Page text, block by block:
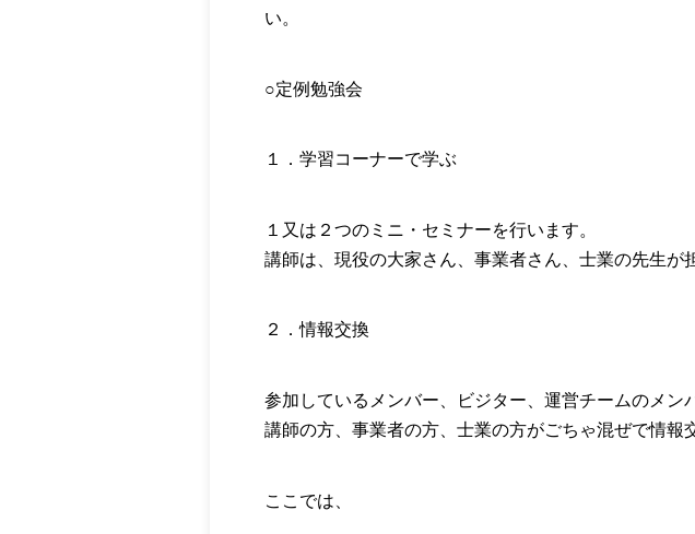
い。
○定例勉強会
１．学習コーナーで学ぶ
１又は２つのミニ・セミナーを行います。
講師は、現役の大家さん、事業者さん、士業の先生が
２．情報交換
参加しているメンバー、ビジター、運営チームのメン
講師の方、事業者の方、士業の方がごちゃ混ぜで情報
ここでは、